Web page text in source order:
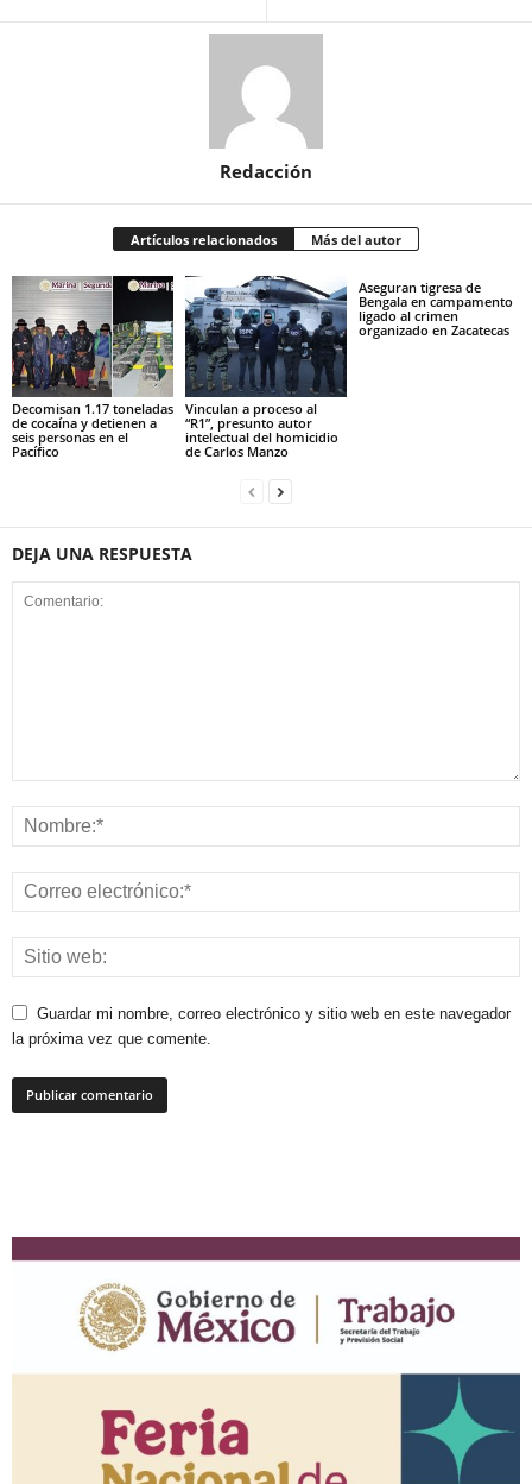
Redacción
Artículos relacionados Más del autor
Decomisan 1.17 toneladas
de cocaína y detienen a
seis personas en el
Pacífico
Vinculan a proceso al
“R1”, presunto autor
intelectual del homicidio
de Carlos Manzo
Aseguran tigresa de
Bengala en campamento
ligado al crimen
organizado en Zacatecas
DEJA UNA RESPUESTA
Guardar mi nombre, correo electrónico y sitio web en este navegador
la próxima vez que comente.